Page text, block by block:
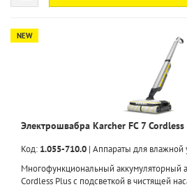
NEW
Электрошвабра Karcher FC 7 Cordless
Код: 1.055-710.0 | Аппараты для влажной
Многофункциональный аккумуляторный
Cordless Plus с подсветкой в чистящей